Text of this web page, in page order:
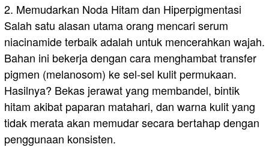
​2. Memudarkan Noda Hitam dan Hiperpigmentasi
Salah satu alasan utama orang mencari serum
niacinamide terbaik adalah untuk mencerahkan wajah.
Bahan ini bekerja dengan cara menghambat transfer
pigmen (melanosom) ke sel-sel kulit permukaan.
Hasilnya? Bekas jerawat yang membandel, bintik
hitam akibat paparan matahari, dan warna kulit yang
tidak merata akan memudar secara bertahap dengan
penggunaan konsisten.